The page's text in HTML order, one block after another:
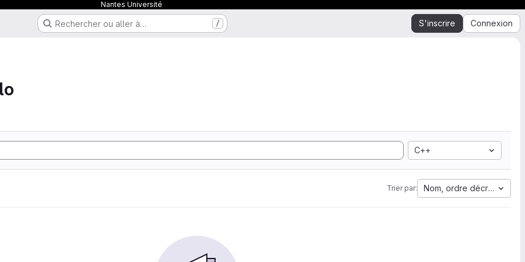
Nantes Université
Rechercher ou aller à… / S'inscrire Connexion
C++
Trier par: Nom, ordre décroissant